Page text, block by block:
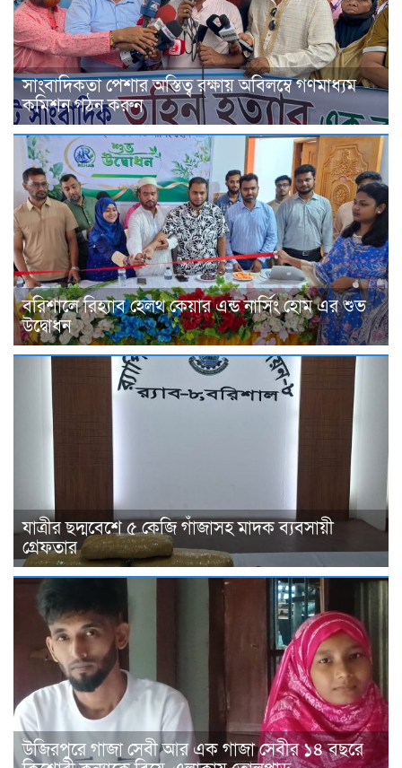
সাংবাদিকতা পেশার অস্তিত্ব রক্ষায় অবিলম্বে গণমাধ্যম
কমিশন গঠন করুন
বরিশালে রিহ্যাব হেলথ কেয়ার এন্ড নার্সিং হোম এর শুভ
উদ্বোধন
যাত্রীর ছদ্মবেশে ৫ কেজি গাঁজাসহ মাদক ব্যবসায়ী
গ্রেফতার
উজিরপুরে গাজা সেবী আর এক গাজা সেবীর ১৪ বছরে